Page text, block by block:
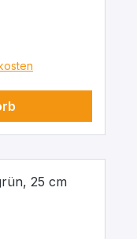
70°C.